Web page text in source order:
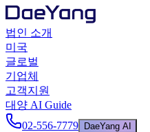
법인 소개
미국
글로벌
기업체
고객지원
대양 AI Guide
02-556-7779
DaeYang AI